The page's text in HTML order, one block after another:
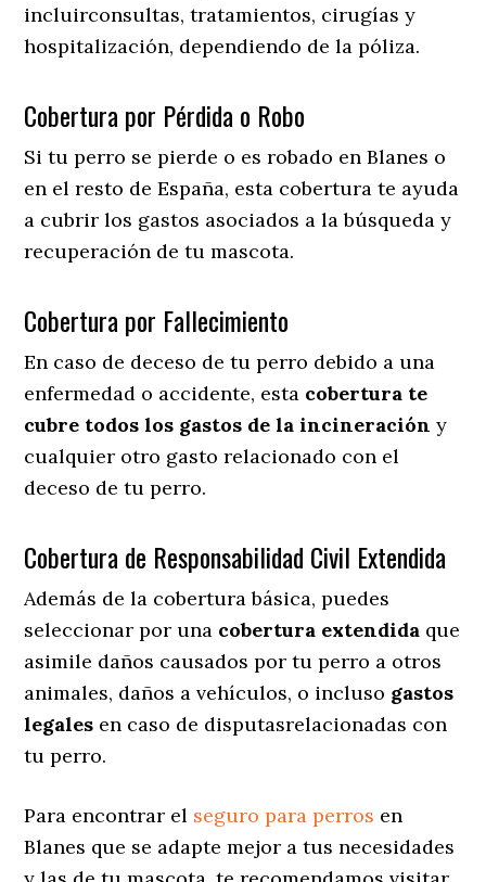
incluirconsultas, tratamientos, cirugías y
hospitalización, dependiendo de la póliza.
Cobertura por Pérdida o Robo
Si tu perro se pierde o es robado en Blanes o
en el resto de España, esta cobertura te ayuda
a cubrir los gastos asociados a la búsqueda y
recuperación de tu mascota.
Cobertura por Fallecimiento
En caso de deceso de tu perro debido a una
enfermedad o accidente, esta cobertura te
cubre todos los gastos de la incineración y
cualquier otro gasto relacionado con el
deceso de tu perro.
Cobertura de Responsabilidad Civil Extendida
Además de la cobertura básica, puedes
seleccionar por una cobertura extendida que
asimile daños causados por tu perro a otros
animales, daños a vehículos, o incluso gastos
legales en caso de disputasrelacionadas con
tu perro.
Para encontrar el seguro para perros en
Blanes que se adapte mejor a tus necesidades